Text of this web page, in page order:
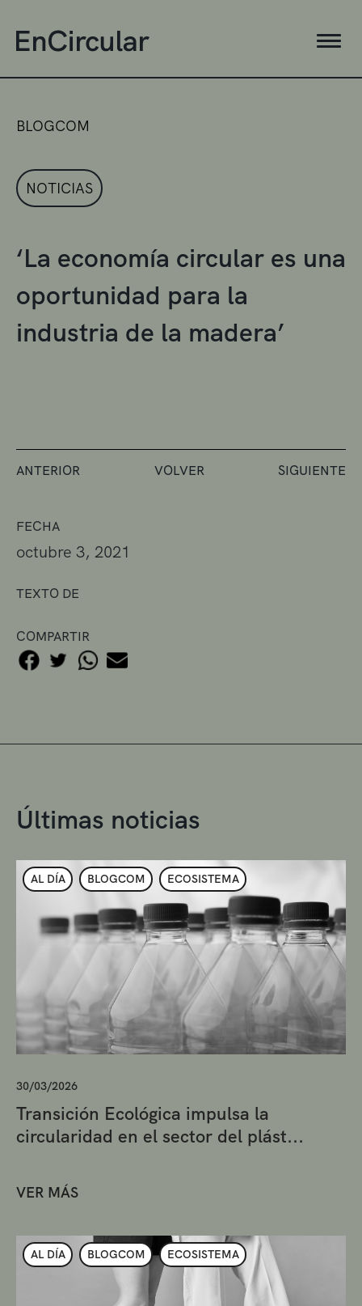
FECHA
octubre 3, 2021
TEXTO DE
COMPARTIR
BLOGCOM
NOTICIAS
‘La economía circular es una
oportunidad para la
industria de la madera’
ANTERIOR VOLVER SIGUIENTE
Últimas noticias
AL DÍA BLOGCOM ECOSISTEMA
30/03/2026
Transición Ecológica impulsa la
circularidad en el sector del plást...
VER MÁS
AL DÍA BLOGCOM ECOSISTEMA